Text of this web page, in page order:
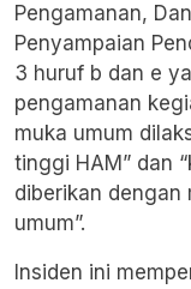
Pengamanan,
Penyampaian
3 huruf b dan e
pengamanan
muka umum
tinggi HAM” dan
diberikan dengan
umum”.
Insiden ini